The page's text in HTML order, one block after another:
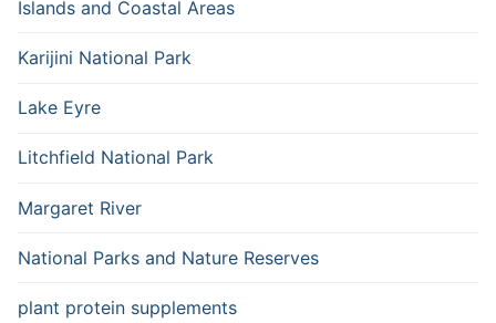
Islands and Coastal Areas
Karijini National Park
Lake Eyre
Litchfield National Park
Margaret River
National Parks and Nature Reserves
plant protein supplements